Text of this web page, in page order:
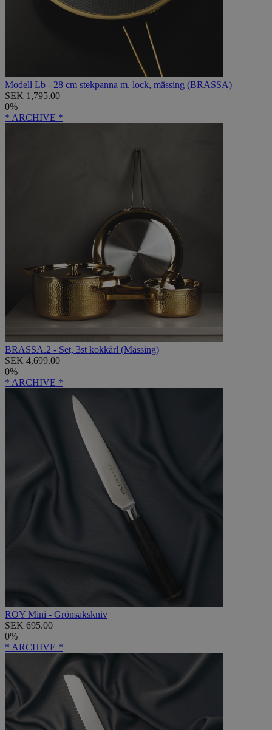
Modell Lb - 28 cm stekpanna m. lock, mässing (BRASSA)
SEK 1,795.00
0%
* ARCHIVE *
BRASSA.2 - Set, 3st kokkärl (Mässing)
SEK 4,699.00
0%
* ARCHIVE *
ROY Mini - Grönsakskniv
SEK 695.00
0%
* ARCHIVE *